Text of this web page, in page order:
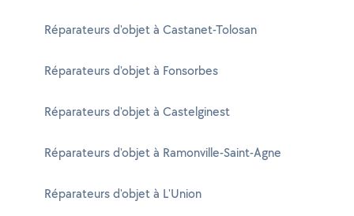
Réparateurs d'objet à Castanet-Tolosan
Réparateurs d'objet à Fonsorbes
Réparateurs d'objet à Castelginest
Réparateurs d'objet à Ramonville-Saint-Agne
Réparateurs d'objet à L'Union